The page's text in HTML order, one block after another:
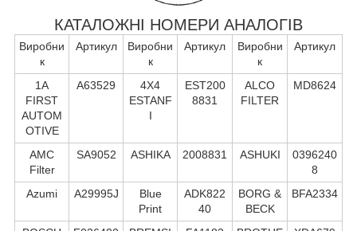
КАТАЛОЖНІ НОМЕРИ АНАЛОГІВ
Виробни
к
Артикул
Виробни
к
Артикул
Виробни
к
Артикул
1A
FIRST
AUTOM
OTIVE
A63529
4X4
ESTANF
I
EST200
8831
ALCO
FILTER
MD8624
AMC
Filter
SA9052 ASHIKA 2008831 ASHUKI
0396240
8
Azumi
A29995J
Blue
Print
ADK822
40
BORG &
BECK
BFA2334